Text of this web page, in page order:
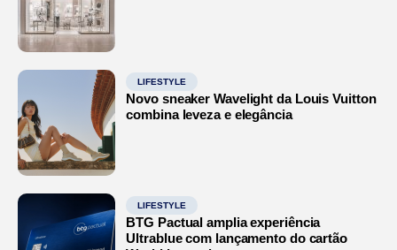
LIFESTYLE
Novo sneaker Wavelight da Louis Vuitton
combina leveza e elegância
LIFESTYLE
BTG Pactual amplia experiência
Ultrablue com lançamento do cartão